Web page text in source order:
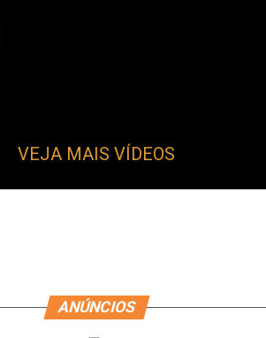
VEJA MAIS VÍDEOS
ANÚNCIOS